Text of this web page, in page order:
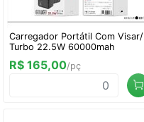
Carregador Portátil Com Visar/
Turbo 22.5W 60000mah
R$ 165,00/pç